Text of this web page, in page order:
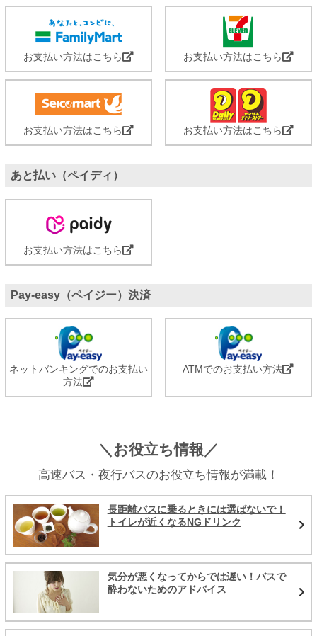
お支払い方法はこちら お支払い方法はこちら
お支払い方法はこちら お支払い方法はこちら
あと払い（ペイディ）
お支払い方法はこちら
Pay-easy（ペイジー）決済
ネットバンキングでのお支払い
方法
ATMでのお支払い方法
＼お役立ち情報／
高速バス・夜行バスのお役立ち情報が満載！
長距離バスに乗るときには選ばないで！
トイレが近くなるNGドリンク
気分が悪くなってからでは遅い！バスで
酔わないためのアドバイス